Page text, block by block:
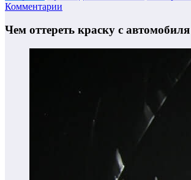
Комментарии
Чем оттереть краску с автомобиля